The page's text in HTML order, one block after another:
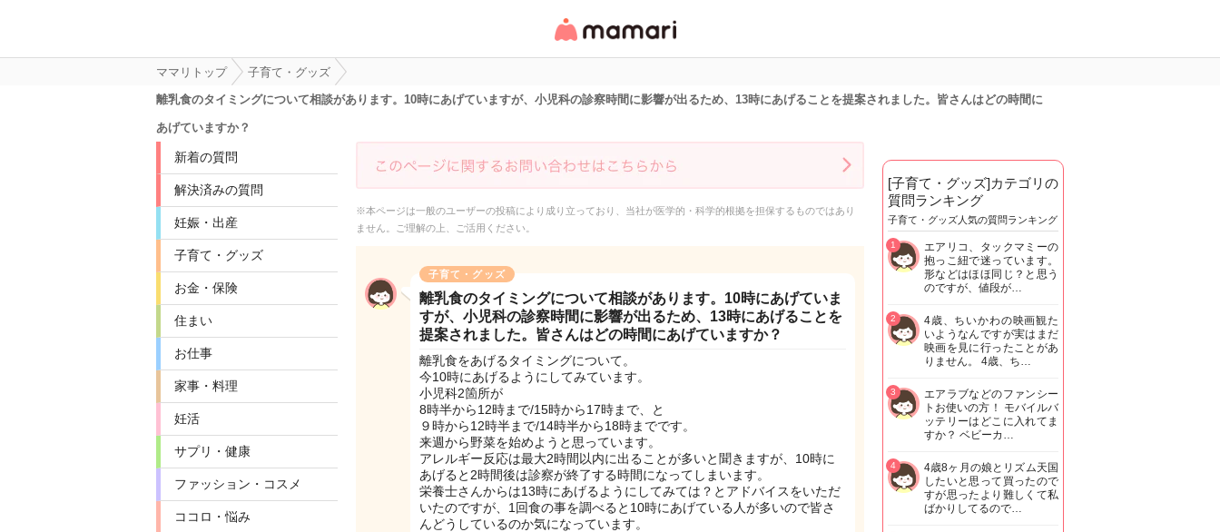
リ・情報サイト
ママリトップ
子育て・グッズ
離乳食のタイミングについて相談があります。10時にあげていますが、小児科の診察時間に影響が出るため、13時にあげることを提案されました。皆さんはどの時間に
あげていますか？
新着の質問
解決済みの質問
妊娠・出産
子育て・グッズ
お金・保険
住まい
お仕事
家事・料理
妊活
サプリ・健康
ファッション・コスメ
ココロ・悩み
※本ページは一般のユーザーの投稿により成り立っており、当社が医学的・科学的根拠を担保するものではあり
ません。ご理解の上、ご活用ください。
子育て・グッズ
離乳食のタイミングについて相談があります。10時にあげていま
すが、小児科の診察時間に影響が出るため、13時にあげることを
提案されました。皆さんはどの時間にあげていますか？
離乳食をあげるタイミングについて。
今10時にあげるようにしてみています。
小児科2箇所が
8時半から12時まで/15時から17時まで、と
９時から12時半まで/14時半から18時までです。
来週から野菜を始めようと思っています。
アレルギー反応は最大2時間以内に出ることが多いと聞きますが、10時に
あげると2時間後は診察が終了する時間になってしまいます。
栄養士さんからは13時にあげるようにしてみては？とアドバイスをいただ
いたのですが、1回食の事を調べると10時にあげている人が多いので皆さ
んどうしているのか気になっています。
[子育て・グッズ]カテゴリの
質問ランキング
子育て・グッズ人気の質問ランキング
エアリコ、タックマミーの
抱っこ紐で迷っています。
形などはほほ同じ？と思う
のですが、値段が…
1
4歳、ちいかわの映画観た
いようなんですが実はまだ
映画を見に行ったことがあ
りません。 4歳、ち…
2
エアラブなどのファンシー
トお使いの方！ モバイルバ
ッテリーはどこに入れてま
すか？ ベビーカ…
3
4歳8ヶ月の娘とリズム天国
したいと思って買ったので
すが思ったより難しくて私
ばかりしてるので…
4